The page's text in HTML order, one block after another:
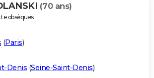
(70 ans)
obsèques
(Paris)
Denis (Seine-Saint-Denis)